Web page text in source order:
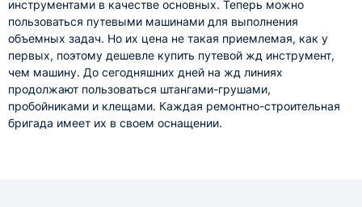
инструментами в качестве основных. Теперь можно
пользоваться путевыми машинами для выполнения
объемных задач. Но их цена не такая приемлемая, как у
первых, поэтому дешевле купить путевой жд инструмент,
чем машину. До сегодняшних дней на жд линиях
продолжают пользоваться штангами-грушами,
пробойниками и клещами. Каждая ремонтно-строительная
бригада имеет их в своем оснащении.